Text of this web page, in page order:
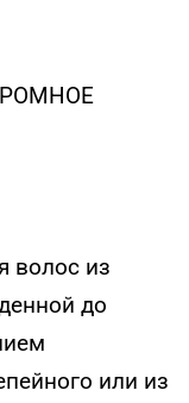
волос из
до
или из